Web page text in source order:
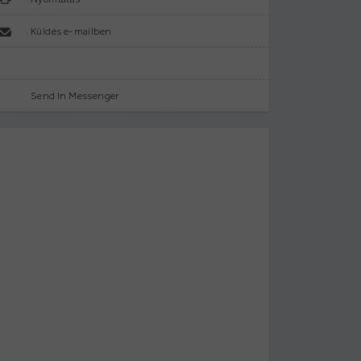
Küldés e-mailben
Send In Messenger